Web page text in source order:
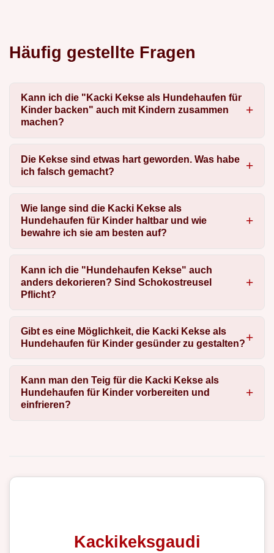
Häufig gestellte Fragen
Kann ich die "Kacki Kekse als Hundehaufen für
Kinder backen" auch mit Kindern zusammen
machen?
Die Kekse sind etwas hart geworden. Was habe
ich falsch gemacht?
Wie lange sind die Kacki Kekse als
Hundehaufen für Kinder haltbar und wie
bewahre ich sie am besten auf?
Kann ich die "Hundehaufen Kekse" auch
anders dekorieren? Sind Schokostreusel
Pflicht?
Gibt es eine Möglichkeit, die Kacki Kekse als
Hundehaufen für Kinder gesünder zu gestalten?
Kann man den Teig für die Kacki Kekse als
Hundehaufen für Kinder vorbereiten und
einfrieren?
Kackikeksgaudi